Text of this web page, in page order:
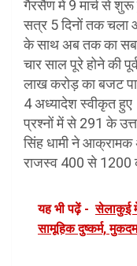
गैरसैंण में 9 मार्च से
सत्र 5 दिनों तक चला
के साथ अब तक का
चार साल पूरे होने की
लाख करोड़ का बजट
4 अध्यादेश स्वीकृत
प्रश्नों में से 291 के
सिंह धामी ने आक्रामक
राजस्व 400 से 1200
यह भी पढ़ें - सेलाकुई
सामूहिक दुष्कर्म,